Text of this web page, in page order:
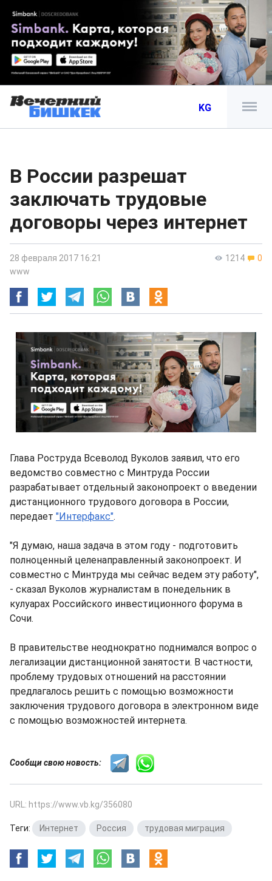
KG
В России разрешат
заключать трудовые
договоры через интернет
1214 0
28 февраля 2017 16:21
www
Глава Роструда Всеволод Вуколов заявил, что его
ведомство совместно с Минтруда России
разрабатывает отдельный законопроект о введении
дистанционного трудового договора в России,
передает "Интерфакс".
"Я думаю, наша задача в этом году - подготовить
полноценный целенаправленный законопроект. И
совместно с Минтруда мы сейчас ведем эту работу",
- сказал Вуколов журналистам в понедельник в
кулуарах Российского инвестиционного форума в
Сочи.
В правительстве неоднократно поднимался вопрос о
легализации дистанционной занятости. В частности,
проблему трудовых отношений на расстоянии
предлагалось решить с помощью возможности
заключения трудового договора в электронном виде
с помощью возможностей интернета.
Сообщи свою новость:
URL: https://www.vb.kg/356080
Теги: Интернет Россия трудовая миграция